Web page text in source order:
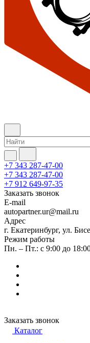
+7 343 287-47-00
+7 343 287-47-00
+7 912 649-97-35
Заказать звонок
E-mail
autopartner.ur@mail.ru
Адрес
г. Екатеринбург, ул.
Режим работы
Пн. – Пт.: с 9:00 до
Заказать звонок
Каталог